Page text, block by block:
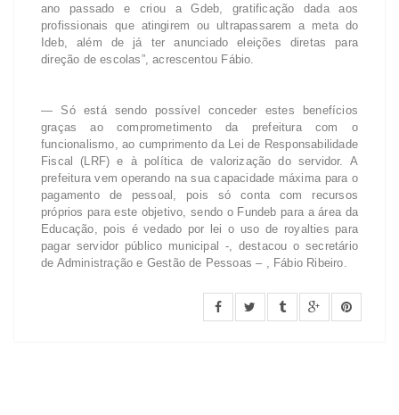
ano passado e criou a Gdeb, gratificação dada aos
profissionais que atingirem ou ultrapassarem a meta do
Ideb, além de já ter anunciado eleições diretas para
direção de escolas”, acrescentou Fábio.
— Só está sendo possível conceder estes benefícios
graças ao comprometimento da prefeitura com o
funcionalismo, ao cumprimento da Lei de Responsabilidade
Fiscal (LRF) e à política de valorização do servidor. A
prefeitura vem operando na sua capacidade máxima para o
pagamento de pessoal, pois só conta com recursos
próprios para este objetivo, sendo o Fundeb para a área da
Educação, pois é vedado por lei o uso de royalties para
pagar servidor público municipal -, destacou o secretário
de Administração e Gestão de Pessoas – , Fábio Ribeiro.